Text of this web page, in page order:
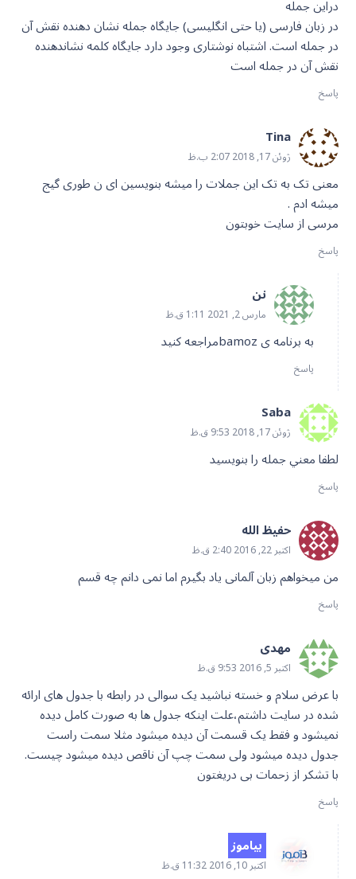
دراین جمله
در زبان فارسی (یا حتی انگلیسی) جایگاه جمله نشان دهنده نقش آن
در جمله است. اشتباه نوشتاری وجود دارد جایگاه کلمه نشاندهنده
نقش آن در جمله است
پاسخ
Tina
ژوئن 17, 2018 2:07 ب.ظ
معنی تک به تک این جملات را میشه بنویسین ای ن طوری گیج
میشه ادم .
مرسی از سایت خوبتون
پاسخ
نن
مارس 2, 2021 1:11 ق.ظ
به برنامه ی bamozمراجعه کنید
پاسخ
Saba
ژوئن 17, 2018 9:53 ق.ظ
لطفا معني جمله را بنويسيد
پاسخ
حفیظ الله
اکتبر 22, 2016 2:40 ق.ظ
من میخواهم زبان آلمانی یاد بگیرم اما نمی دانم چه قسم
پاسخ
مهدی
اکتبر 5, 2016 9:53 ق.ظ
با عرض سلام و خسته نباشید یک سوالی در رابطه با جدول های ارائه
شده در سایت داشتم،علت اینکه جدول ها به صورت کامل دیده
نمیشود و فقط یک قسمت آن دیده میشود مثلا سمت راست
جدول دیده میشود ولی سمت چپ آن ناقص دیده میشود چیست.
با تشکر از زحمات بی دریغتون
پاسخ
بیاموز
اکتبر 10, 2016 11:32 ق.ظ